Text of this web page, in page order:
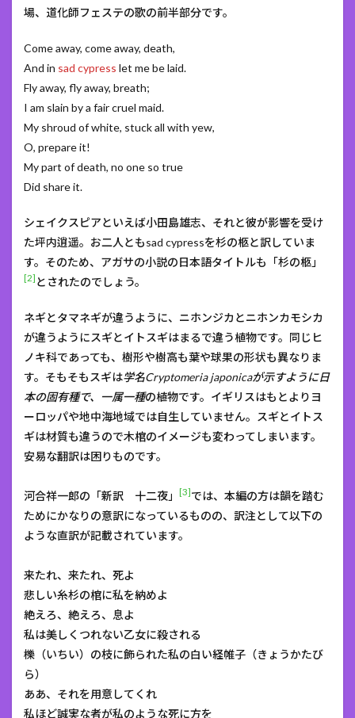
場、道化師フェステの歌の前半部分です。
Come away, come away, death,
And in sad cypress let me be laid.
Fly away, fly away, breath;
I am slain by a fair cruel maid.
My shroud of white, stuck all with yew,
O, prepare it!
My part of death, no one so true
Did share it.
シェイクスピアといえば小田島雄志、それと彼が影響を受け
た坪内逍遥。お二人ともsad cypressを杉の柩と訳していま
す。そのため、アガサの小説の日本語タイトルも「杉の柩」
[2] とされたのでしょう。
ネギとタマネギが違うように、ニホンジカとニホンカモシカ
が違うようにスギとイトスギはまるで違う植物です。同じヒ
ノキ科であっても、樹形や樹高も葉や球果の形状も異なりま
す。そもそもスギは学名Cryptomeria japonicaが示すように日
本の固有種で、一属一種の植物です。イギリスはもとよりヨ
ーロッパや地中海地域では自生していません。スギとイトス
ギは材質も違うので木棺のイメージも変わってしまいます。
安易な翻訳は困りものです。
河合祥一郎の「新訳 十二夜」 [3]では、本編の方は韻を踏む
ためにかなりの意訳になっているものの、訳注として以下の
ような直訳が記載されています。
来たれ、来たれ、死よ
悲しい糸杉の棺に私を納めよ
絶えろ、絶えろ、息よ
私は美しくつれない乙女に殺される
櫟（いちい）の枝に飾られた私の白い経帷子（きょうかたび
ら）
ああ、それを用意してくれ
私ほど誠実な者が私のような死に方を